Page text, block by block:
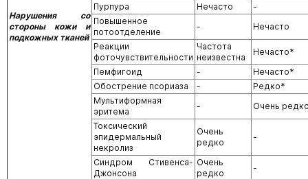
Нарушения со
стороны кожи и
подкожных тканей
Пурпура Нечасто
-
Повышенное
потоотделение
-
Нечасто
Реакции
фоточувствительности
Частота
неизвестна
Нечасто*
Пемфигоид
-
Нечасто*
Обострение псориаза
-
Редко*
Мультиформная
эритема
-
Очень
Токсический
эпидермальный
некролиз
Очень
редко
-
Синдром Стивенса-
Джонсона
Очень
редко
-